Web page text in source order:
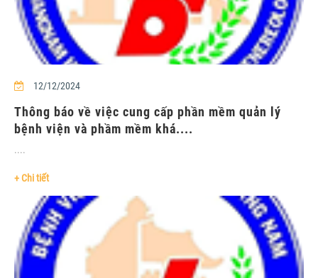
12/12/2024
Thông báo về việc cung cấp phần mềm quản lý
bệnh viện và phầm mềm khá....
....
+ Chi tiết